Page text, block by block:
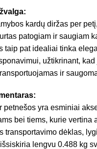
kardų diržas per
patogiam ir saugiam
taip pat idealiai tinka
užtikrinant,
ir
petnešos yra esminiai
bei tiems, kurie vertina
transportavimo dėklas,
lengvu 0.488 kg